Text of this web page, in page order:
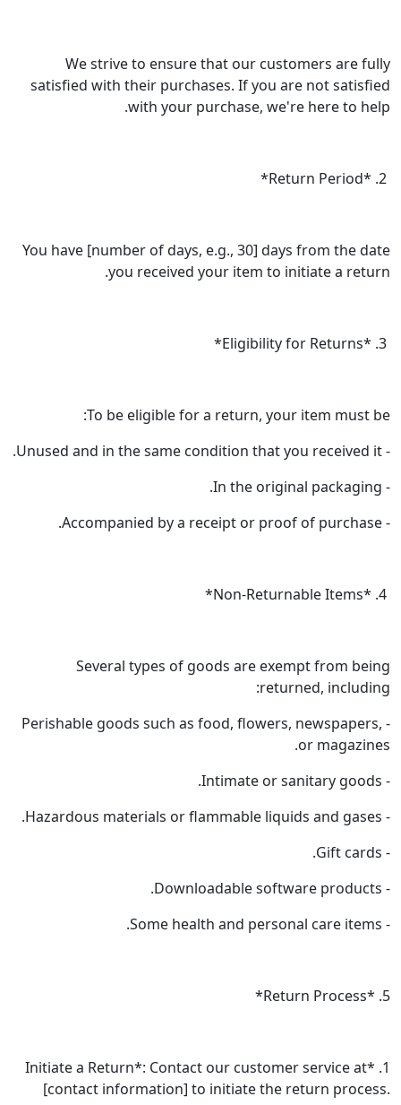
We strive to ensure that our
satisfied with their purchases. If you
with your purchase,
You have [number of days, e.g., 30]
you received your item to
To be eligible for a return,
Several types of goods are
- Perishable goods such as food, flowers,
1. *Initiate a Return*: Contact our
[contact information] to initiate the